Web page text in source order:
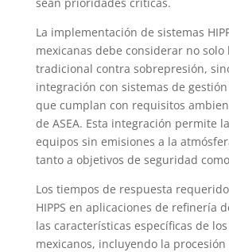
La implementación de sistemas
mexicanas debe considerar no solo
tradicional contra sobrepresión,
integración con sistemas de
que cumplan con requisitos
de ASEA. Esta integración permite
equipos sin emisiones a la
tanto a objetivos de seguridad
Los tiempos de respuesta
HIPPS en aplicaciones de refinería
las características específicas de
mexicanos, incluyendo la